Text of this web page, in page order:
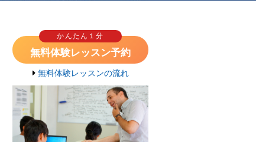
かんたん１分
無料体験レッスン予約
無料体験レッスンの流れ